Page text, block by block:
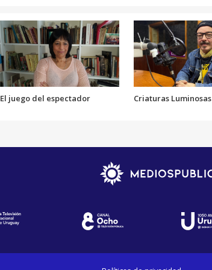
El juego del espectador Criaturas Luminosas